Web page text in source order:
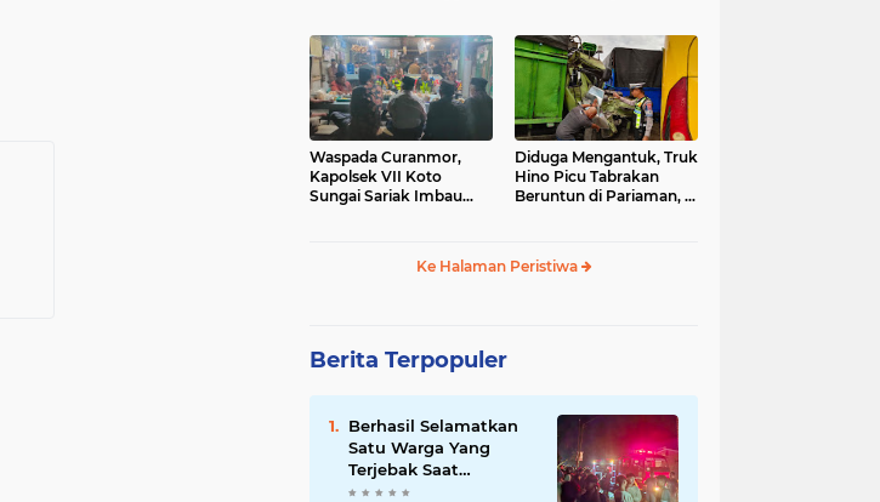
Waspada Curanmor,
Kapolsek VII Koto
Sungai Sariak Imbau
Diduga Mengantuk, Truk
Hino Picu Tabrakan
Beruntun di Pariaman, 5
Ke Halaman Peristiwa
Berita Terpopuler
Berhasil Selamatkan
Satu Warga Yang
Terjebak Saat
Kebakaran